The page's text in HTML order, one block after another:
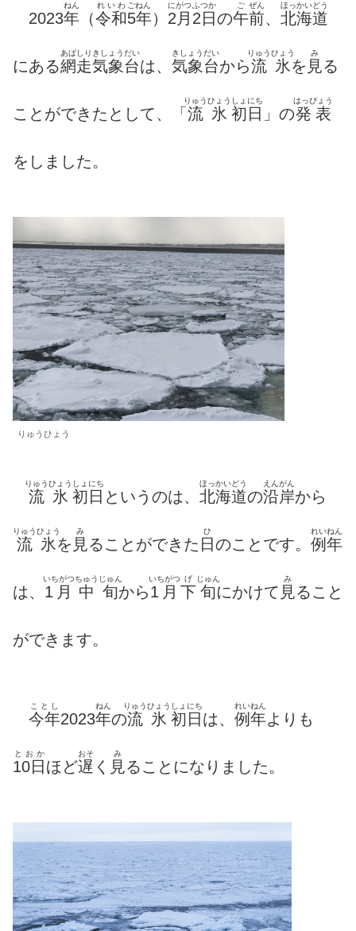
2023年
ねん
（令和
れいわ
5年
ごねん
） 2月
にがつ
2日
ふつか
の午
ご
前
ぜん
、 北海道
ほっかいどう
にある網走
あばしり
気象台
きしょうだい
は、 気象台
きしょうだい
から流氷
りゅうひょう
を 見
み
る
ことができたとして、「 流氷
りゅうひょう
初日
しょにち
」の発表
はっぴょう
をしました。
りゅうひょう
流氷
りゅうひょう
初日
しょにち
というのは、 北海道
ほっかいどう
の沿岸
えんがん
から
流氷
りゅうひょう
を 見
み
ることができた 日
ひ
のことです。 例年
れいねん
は、 1月
いちがつ
中旬
ちゅうじゅん
から1月
いちがつ
下
げ
旬
じゅん
にかけて 見
み
ること
ができます。
今年
ことし
2023年
ねん
の流氷
りゅうひょう
初日
しょにち
は、 例年
れいねん
よりも
10日
とおか
ほど遅
おそ
く 見
み
ることになりました。